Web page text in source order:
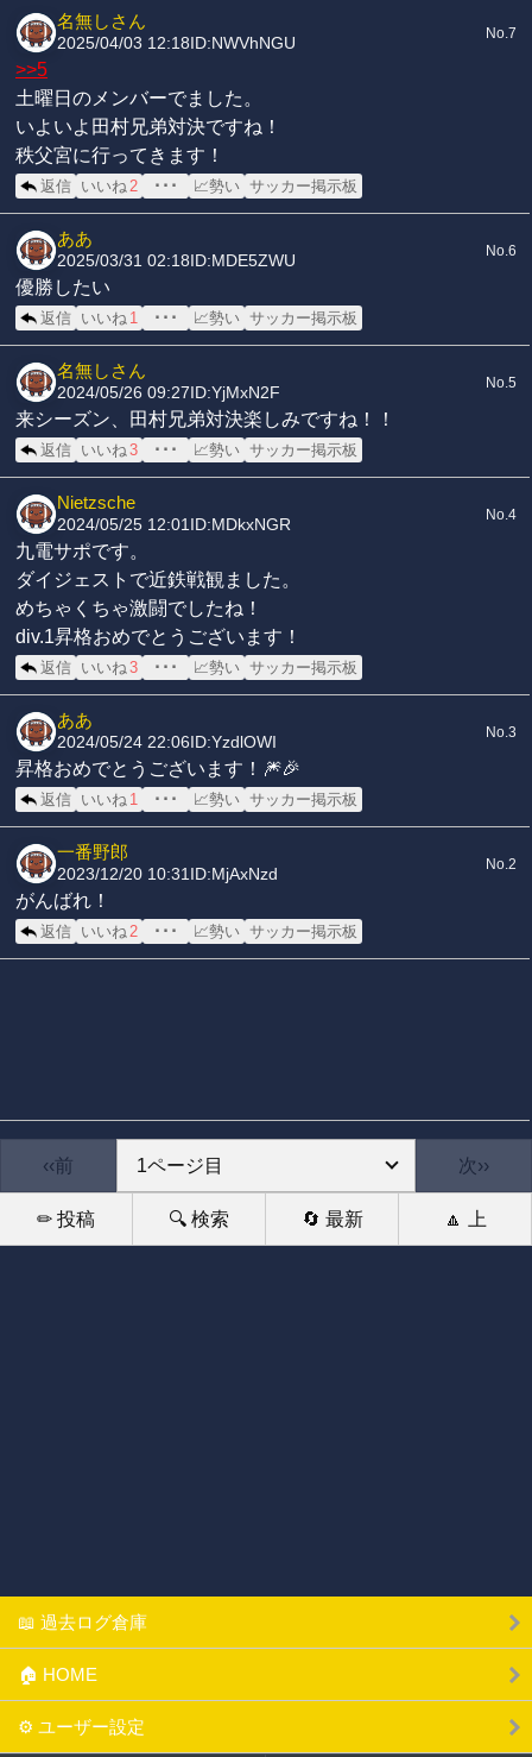
名無しさん
2025/04/03 12:18 ID:NWVhNGU
No.7
>>5
土曜日のメンバーでました。
いよいよ田村兄弟対決ですね！
秩父宮に行ってきます！
返信 いいね2 ･･･ 📈勢い サッカー掲示板
ああ
2025/03/31 02:18 ID:MDE5ZWU
No.6
優勝したい
返信 いいね 1 ･･･ 📈勢い サッカー掲示板
名無しさん
2024/05/26 09:27 ID:YjMxN2F
No.5
来シーズン、田村兄弟対決楽しみですね！！
返信 いいね3 ･･･ 📈勢い サッカー掲示板
Nietzsche
2024/05/25 12:01 ID:MDkxNGR
No.4
九電サポです。
ダイジェストで近鉄戦観ました。
めちゃくちゃ激闘でしたね！
div.1昇格おめでとうございます！
返信 いいね3 ･･･ 📈勢い サッカー掲示板
ああ
2024/05/24 22:06 ID:YzdlOWI
No.3
昇格おめでとうございます！🎆🎉
返信 いいね 1 ･･･ 📈勢い サッカー掲示板
一番野郎
2023/12/20 10:31 ID:MjAxNzd
No.2
がんばれ！
返信 いいね2 ･･･ 📈勢い サッカー掲示板
‹‹前 次››
✏ 投稿 🔍 検索 🔄 最新 🔼 上
📖 過去ログ倉庫
🏠 HOME
⚙ ユーザー設定